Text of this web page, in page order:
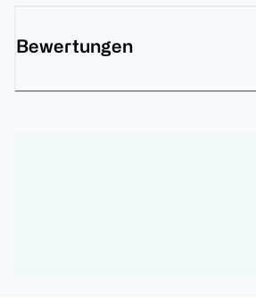
Bewertungen